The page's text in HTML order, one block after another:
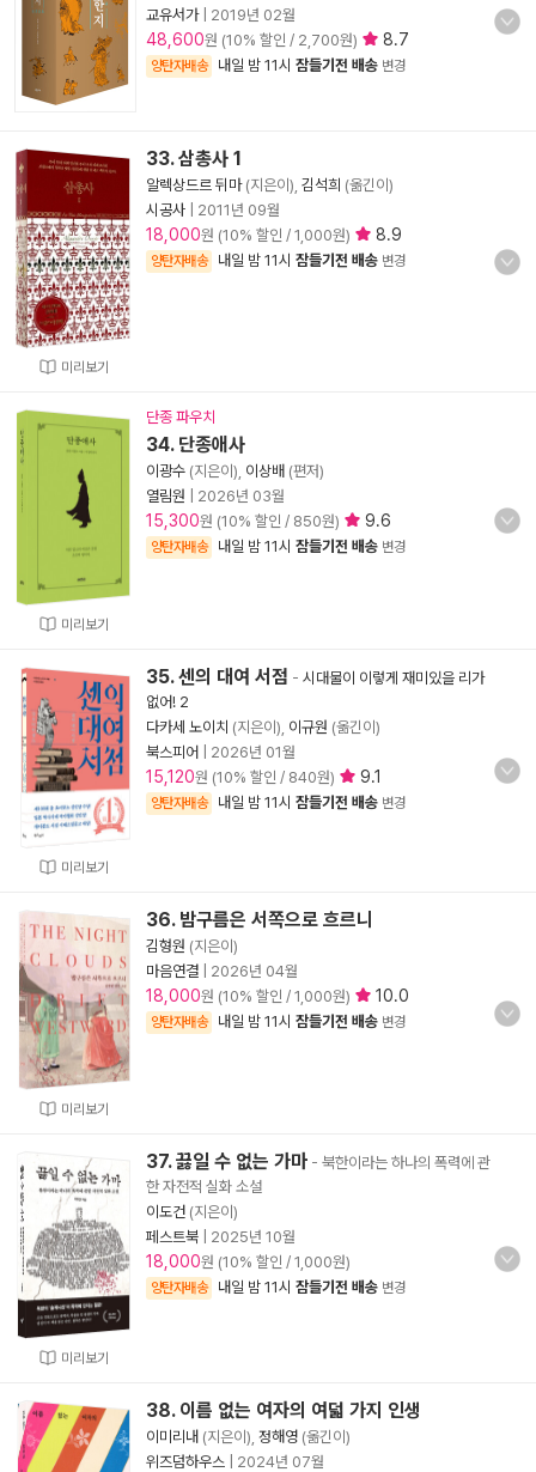
교유서가| 2019년 02월
48,600원 (10% 할인 / 2,700원) 8.7
양탄자배송 내일 밤 11시 잠들기전 배송 변경
미리보기
33. 삼총사 1
알렉상드르 뒤마(지은이), 김석희 (옮긴이)
시공사
2011년 09월
18,000원 (10% 할인 / 1,000원) 8.9
양탄자배송 내일 밤 11시 잠들기전 배송 변경
미리보기
단종 파우치
34. 단종애사
이광수 (지은이), 이상배 (편저)
열림원
2026년 03월
15,300원 (10% 할인 / 850원) 9.6
양탄자배송 내일 밤 11시 잠들기전 배송 변경
미리보기
35. 센의 대여 서점 - 시대물이 이렇게 재미있을 리가
없어! 2
다카세 노이치 (지은이), 이규원 (옮긴이)
북스피어
2026년 01월
15,120원 (10% 할인 / 840원) 9.1
양탄자배송 내일 밤 11시 잠들기전 배송 변경
미리보기
36. 밤구름은 서쪽으로 흐르니
김형원 (지은이)
마음연결
2026년 04월
18,000원 (10% 할인 / 1,000원) 10.0
양탄자배송 내일 밤 11시 잠들기전 배송 변경
미리보기
37. 끓일 수 없는 가마 - 북한이라는 하나의 폭력에 관
한 자전적 실화 소설
이도건 (지은이)
페스트북
2025년 10월
18,000원 (10% 할인 / 1,000원)
양탄자배송 내일 밤 11시 잠들기전 배송 변경
38. 이름 없는 여자의 여덟 가지 인생
이미리내 (지은이), 정해영 (옮긴이)
위즈덤하우스
2024년 07월